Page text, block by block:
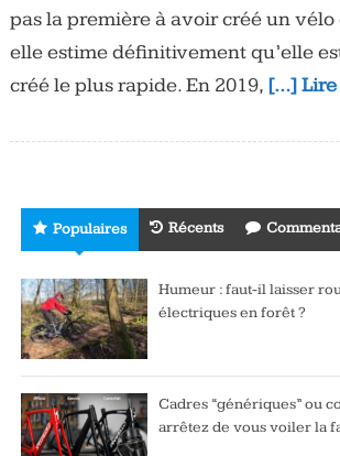
pas la première à avoir créé un vélo
elle estime définitivement qu’elle
créé le plus rapide. En 2019, […]
Populaires Récents
Humeur : faut-il laisser
électriques en forêt ?
Cadres “génériques” ou
arrêtez de vous voiler la